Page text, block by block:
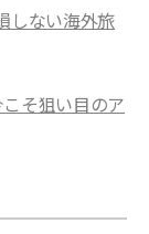
しない海外旅
そ狙い目のア